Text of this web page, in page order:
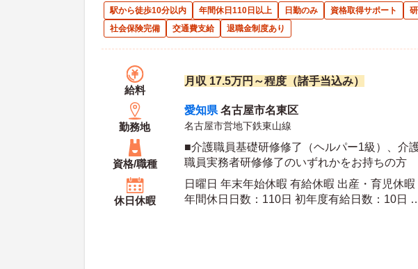
駅から徒歩10分以内 年間休日110日以上 日勤のみ 資格取得サポート
社会保険完備
交通費支給 退職金制度あり
給料
月収 17.5万円～程度（諸手当込み）
勤務地
愛知県 名古屋市名東区
名古屋市営地下鉄東山線
資格/職種
■介護職員基礎研修修了（ヘルパー1級）、介
職員実務者研修修了のいずれかをお持ちの方
休日休暇
日曜日 年末年始休暇 有給休暇 出産・育児休暇
年間休日日数：110日 初年度有給日数：10日 最